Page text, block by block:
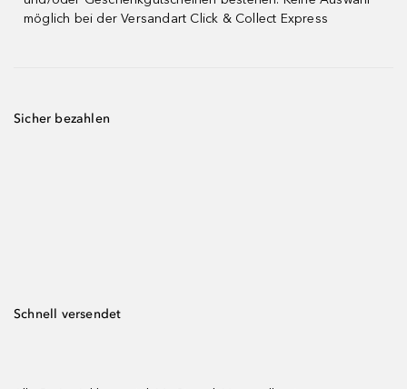
möglich bei der Versandart Click & Collect Express
Sicher bezahlen
Schnell versendet